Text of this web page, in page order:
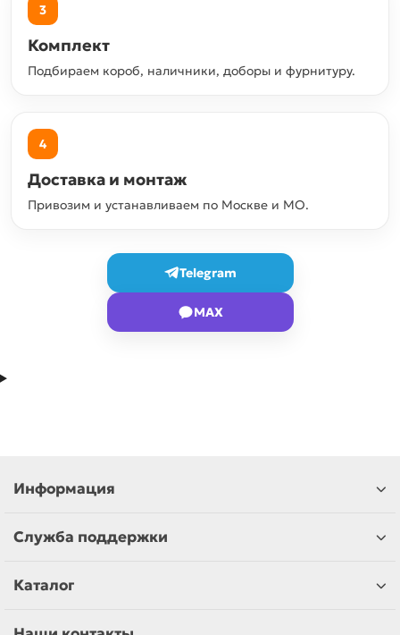
3
Комплект
Подбираем короб, наличники, доборы и фурнитуру.
4
Доставка и монтаж
Привозим и устанавливаем по Москве и МО.
Telegram
MAX
Информация
Служба поддержки
Каталог